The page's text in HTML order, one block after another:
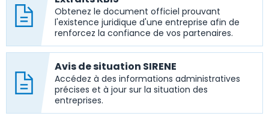
Obtenez le document officiel prouvant
l'existence juridique d'une entreprise afin de
renforcez la confiance de vos partenaires.
Avis de situation SIRENE
Accédez à des informations administratives
précises et à jour sur la situation des
entreprises.